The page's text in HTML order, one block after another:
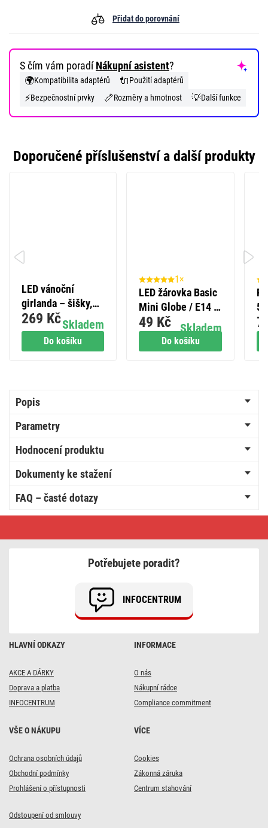
Přidat do porovnání
S čím vám poradíNákupní asistent?
🌍Kompatibilita adaptérů 🔌Použití adaptérů
⚡Bezpečnostní prvky 📏Rozměry a hmotnost 💡Další funkce
Doporučené příslušenství a další produkty
Do košíku
LED vánoční
girlanda – šišky,
1,7 m, 2x AA,
vnitřní, teplá bílá
Skladem
269 Kč
Do košíku
1×
LED žárovka Basic
Mini Globe / E14 /
5,5 W (40 W) / 470
lm / teplá bílá
Skladem
49 Kč
Popis
Parametry
Hodnocení produktu
Dokumenty ke stažení
FAQ – časté dotazy
HLAVNÍ ODKAZY
AKCE A DÁRKY
Doprava a platba
INFOCENTRUM
INFORMACE
O nás
Nákupní rádce
Compliance commitment
VŠE O NÁKUPU
Ochrana osobních údajů
Obchodní podmínky
Prohlášení o přístupnosti
VÍCE
Cookies
Zákonná záruka
Centrum stahování
Odstoupení od smlouvy
Potřebujete poradit?
INFOCENTRUM